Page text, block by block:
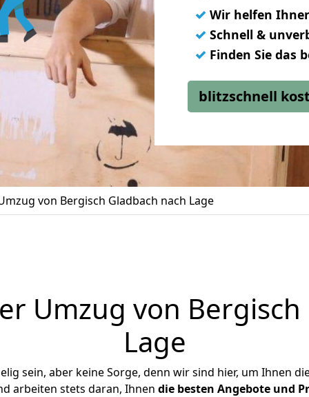
✓ Wir helfen
✓ Schnell &
✓ Finden Sie das
blitzschnell
von Bergisch Gladbach nach Lage
Umzug von Bergisch
Lage
sein, aber keine Sorge, denn wir sind hier, um Ihnen
arbeiten stets daran, Ihnen die besten Angebote und